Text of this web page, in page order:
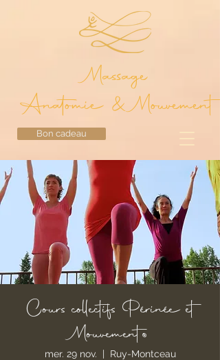
Massage
Anatomie & Mouvement
Bon cadeau
Cours collectifs Périnée et
Mouvement®
mer. 29 nov.
  |
Ruy-Montceau